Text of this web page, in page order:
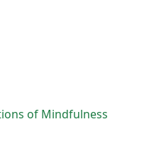
of Mindfulness